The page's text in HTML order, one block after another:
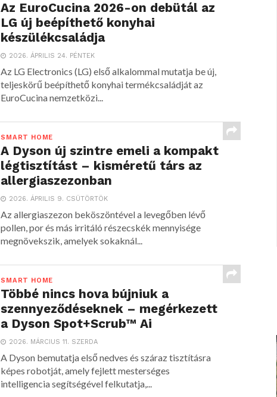
Az EuroCucina 2026-on debütál az
LG új beépíthető konyhai
készülékcsaládja
2026. ÁPRILIS 24. PÉNTEK
Az LG Electronics (LG) első alkalommal mutatja be új,
teljeskörű beépíthető konyhai termékcsaládját az
EuroCucina nemzetközi...
SMART HOME
A Dyson új szintre emeli a kompakt
légtisztítást – kisméretű társ az
allergiaszezonban
2026. ÁPRILIS 9. CSÜTÖRTÖK
Az allergiaszezon beköszöntével a levegőben lévő
pollen, por és más irritáló részecskék mennyisége
megnövekszik, amelyek sokaknál...
SMART HOME
Többé nincs hova bújniuk a
szennyeződéseknek – megérkezett
a Dyson Spot+Scrub™ Ai
2026. MÁRCIUS 11. SZERDA
A Dyson bemutatja első nedves és száraz tisztításra
képes robotját, amely fejlett mesterséges
intelligencia segítségével felkutatja,...